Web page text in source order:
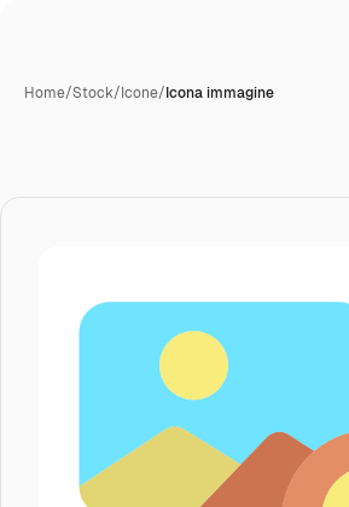
Home/Stock/Icone/Icona immagine